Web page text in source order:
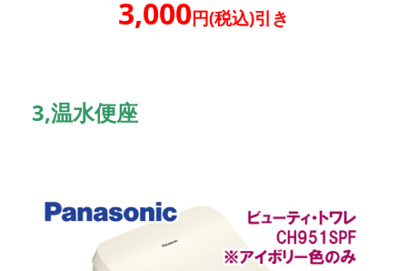
3,000円(税込)引き
3,温水便座